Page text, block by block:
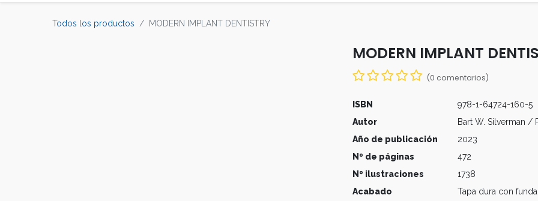
Todos los productos MODERN IMPLANT DENTISTRY
MODERN IMPLANT
(0 comentarios)
ISBN
978-1-64724-160-5
Autor
Bart W. Silverman /
Año de publicación
2023
Nº de páginas
472
Nº ilustraciones
1738
Acabado
Tapa dura con funda